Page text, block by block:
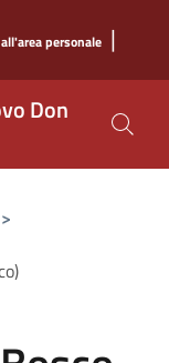
personale |
Don
>